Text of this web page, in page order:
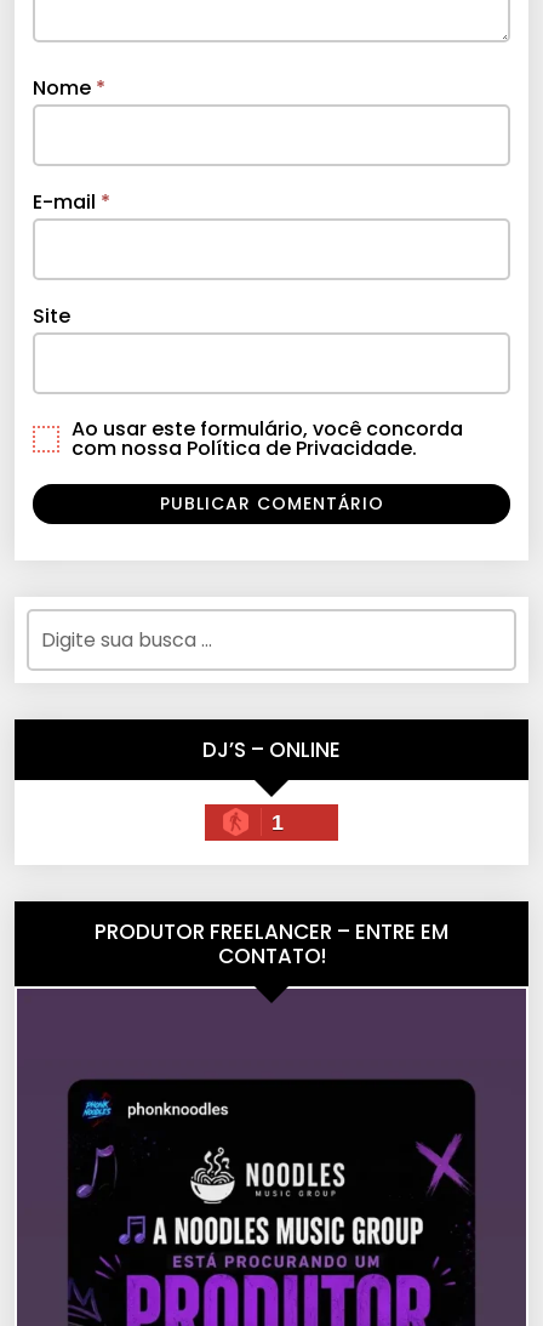
Nome *
E-mail *
Site
Ao usar este formulário, você concorda
com nossa Política de Privacidade.
DJ’S – ONLINE
1
PRODUTOR FREELANCER – ENTRE EM
CONTATO!